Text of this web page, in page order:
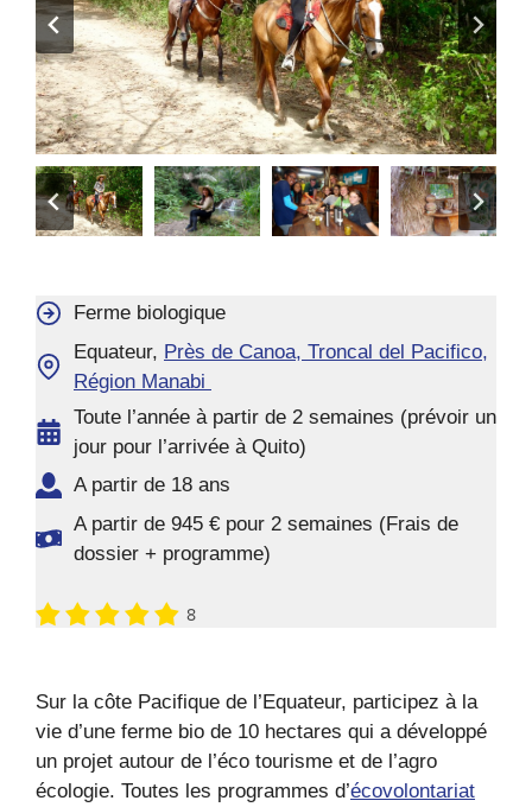
Ferme biologique
Equateur, Près de Canoa, Troncal del Pacifico,
Région Manabi
Toute l’année à partir de 2 semaines (prévoir un
jour pour l’arrivée à Quito)
A partir de 18 ans
A partir de 945 € pour 2 semaines (Frais de
dossier + programme)
8
Sur la côte Pacifique de l’Equateur, participez à la
vie d’une ferme bio de 10 hectares qui a développé
un projet autour de l’éco tourisme et de l’agro
écologie. Toutes les programmes d’écovolontariat